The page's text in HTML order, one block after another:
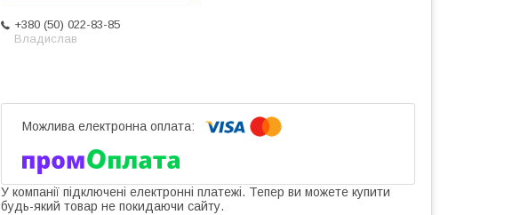
+380 (50) 022-83-85
Владислав
У компанії підключені електронні платежі. Тепер ви можете купити
будь-який товар не покидаючи сайту.